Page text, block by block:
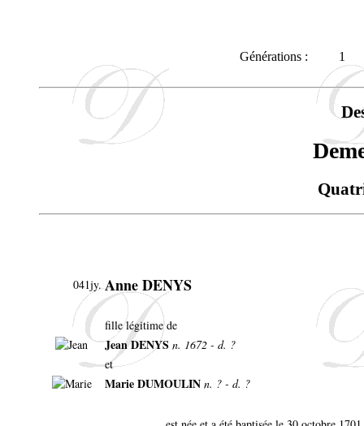
Générations : 1
041jy. Anne DENYS
fille légitime de
Jean DENYS n. 1672 - d. ?
et
Marie DUMOULIN n. ? - d. ?